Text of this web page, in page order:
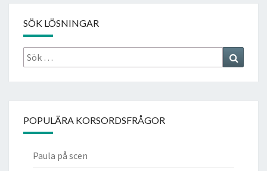
SÖK LÖSNINGAR
Sök
efter:
POPULÄRA KORSORDSFRÅGOR
Paula på scen